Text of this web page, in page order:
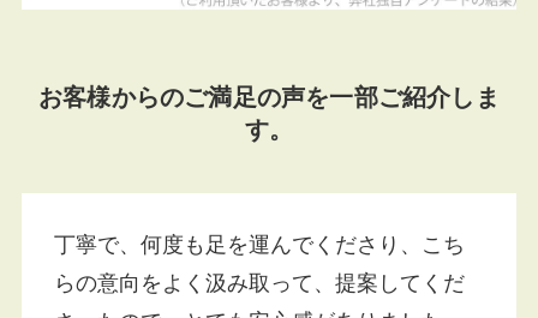
お客様からのご満足の声を一部ご紹介しま
す。
丁寧で、何度も足を運んでくださり、こち
らの意向をよく汲み取って、提案してくだ